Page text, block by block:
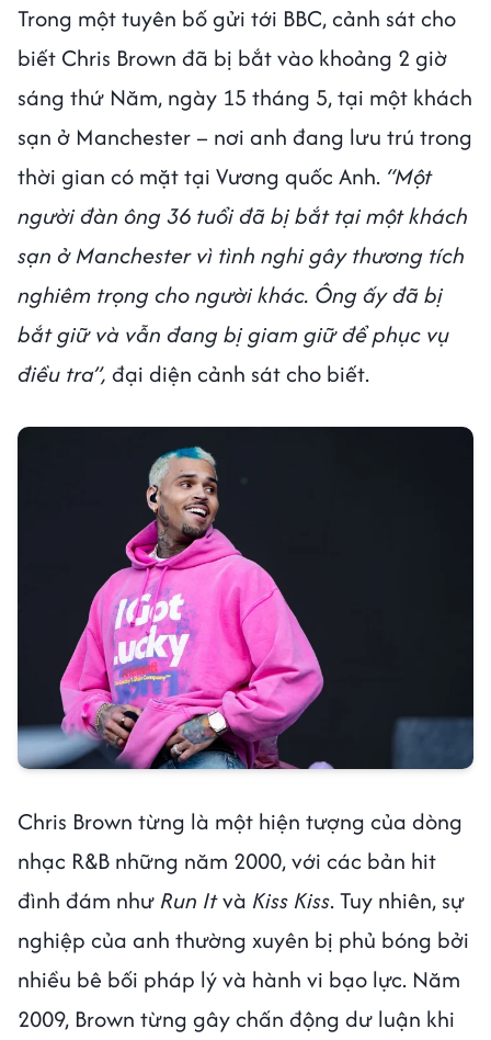
Trong một tuyên bố gửi tới BBC, cảnh sát cho
biết Chris Brown đã bị bắt vào khoảng 2 giờ
sáng thứ Năm, ngày 15 tháng 5, tại một khách
sạn ở Manchester – nơi anh đang lưu trú trong
thời gian có mặt tại Vương quốc Anh. “Một
người đàn ông 36 tuổi đã bị bắt tại một khách
sạn ở Manchester vì tình nghi gây thương tích
nghiêm trọng cho người khác. Ông ấy đã bị
bắt giữ và vẫn đang bị giam giữ để phục vụ
điều tra”, đại diện cảnh sát cho biết.
Chris Brown từng là một hiện tượng của dòng
nhạc R&B những năm 2000, với các bản hit
đình đám như Run Itvà Kiss Kiss. Tuy nhiên, sự
nghiệp của anh thường xuyên bị phủ bóng bởi
nhiều bê bối pháp lý và hành vi bạo lực. Năm
2009, Brown từng gây chấn động dư luận khi